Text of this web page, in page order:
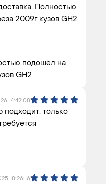
Полностью
2009г кузов GH2
подошёл на
GH2
14:42:08
подходит, только
18:26:16